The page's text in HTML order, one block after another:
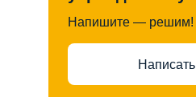
Напишите — решим!
Написать